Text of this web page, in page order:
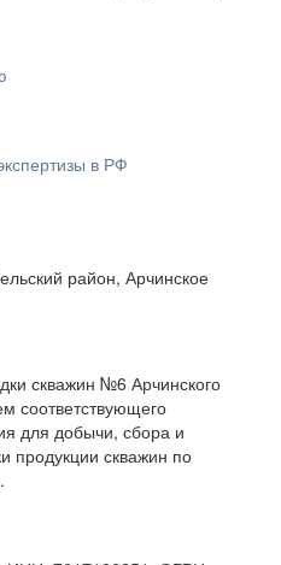
в РФ
район, Арчинское
скважин №6 Арчинского
соответствующего
для добычи, сбора и
продукции скважин по